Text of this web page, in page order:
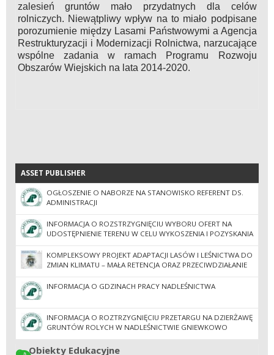
zalesień gruntów mało przydatnych dla celów
rolniczych. Niewątpliwy wpływ na to miało podpisane
porozumienie między Lasami Państwowymi a Agencja
Restrukturyzacji i Modernizacji Rolnictwa, narzucające
wspólne zadania w ramach Programu Rozwoju
Obszarów Wiejskich na lata 2014-2020.
ASSET PUBLISHER
ASSET PUBLISHER
OGŁOSZENIE O NABORZE NA STANOWISKO REFERENT DS.
ADMINISTRACJI
INFORMACJA O ROZSTRZYGNIĘCIU WYBORU OFERT NA
UDOSTĘPNIENIE TERENU W CELU WYKOSZENIA I POZYSKANIA
SIANA
KOMPLEKSOWY PROJEKT ADAPTACJI LASÓW I LEŚNICTWA DO
ZMIAN KLIMATU – MAŁA RETENCJA ORAZ PRZECIWDZIAŁANIE
EROZJI WODNEJ NA TERENACH NIZINNYCH – KONTYNUACJA
(MRN3)
INFORMACJA O GDZINACH PRACY NADLEŚNICTWA
INFORMACJA O ROZTRZYGNIĘCIU PRZETARGU NA DZIERŻAWĘ
GRUNTÓW ROLYCH W NADLEŚNICTWIE GNIEWKOWO
Obiekty Edukacyjne